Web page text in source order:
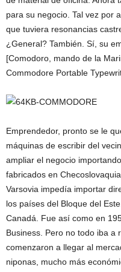
para su negocio. Tal vez por
que tuviera resonancias
¿General? También. Sí, su
[Comodoro, mando de la
Commodore Portable
Emprendedor, pronto se le
máquinas de escribir del
ampliar el negocio
fabricados en
Varsovia impedía importar
los países del Bloque del
Canadá. Fue así como en
Business. Pero no todo iba a
comenzaron a llegar al
niponas, mucho más